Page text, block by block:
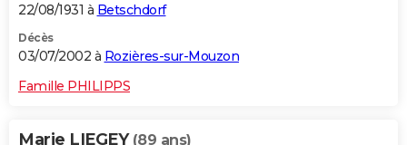
22/08/1931 à Betschdorf
Décès
03/07/2002 à Rozières-sur-Mouzon
Famille PHILIPPS
Marie LIEGEY (89 ans)